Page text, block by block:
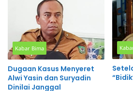
Kabar Bima
Dugaan Kasus Menyeret
Alwi Yasin dan Suryadin
Dinilai Janggal